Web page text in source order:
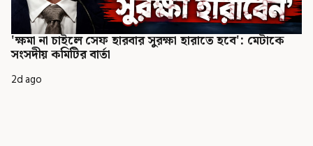
'ক্ষমা না চাইলে সেফ হারবার সুরক্ষা হারাতে হবে': মেটাকে
সংসদীয় কমিটির বার্তা
2d ago